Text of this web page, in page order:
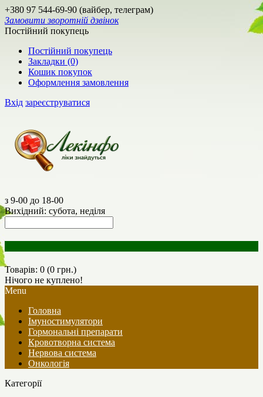
+380 97 544-69-90 (вайбер, телеграм)
Замовити зворотній дзвінок
Постійний покупець
Постійний покупець
Закладки (0)
Кошик покупок
Оформлення замовлення
Вхід зареєструватися
з 9-00 до 18-00
Вихідний: субота, неділя
Товарів: 0 (0 грн.)
Нічого не куплено!
Menu
Головна
Імуностимулятори
Гормональні препарати
Кровотворна система
Нервова система
Онкологія
Категорії